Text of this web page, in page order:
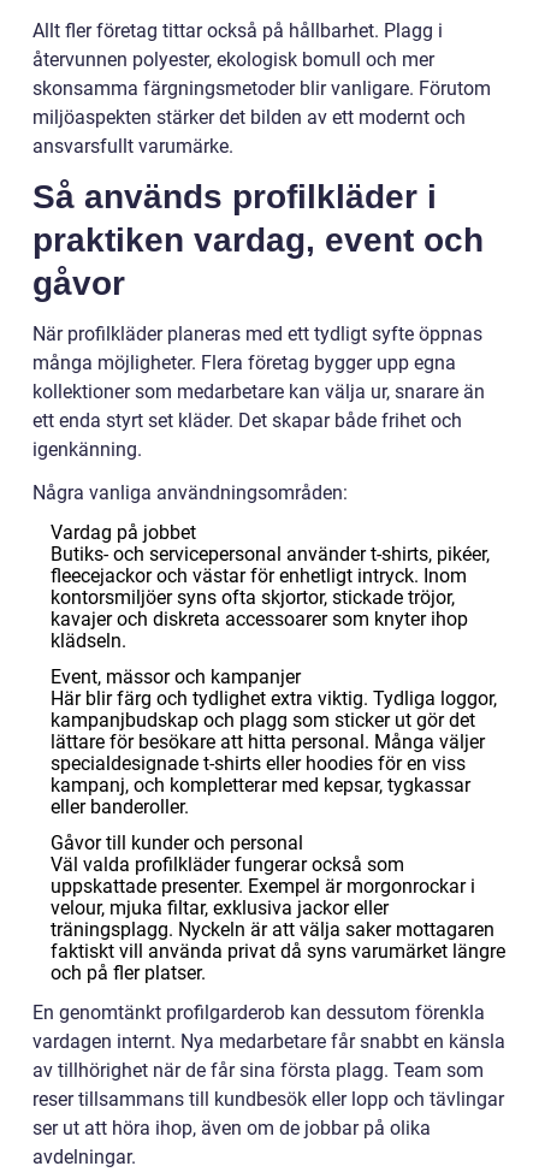
Allt fler företag tittar också på hållbarhet. Plagg i
återvunnen polyester, ekologisk bomull och mer
skonsamma färgningsmetoder blir vanligare. Förutom
miljöaspekten stärker det bilden av ett modernt och
ansvarsfullt varumärke.
Så används profilkläder i
praktiken vardag, event och
gåvor
När profilkläder planeras med ett tydligt syfte öppnas
många möjligheter. Flera företag bygger upp egna
kollektioner som medarbetare kan välja ur, snarare än
ett enda styrt set kläder. Det skapar både frihet och
igenkänning.
Några vanliga användningsområden:
Vardag på jobbet
Butiks- och servicepersonal använder t-shirts, pikéer,
fleecejackor och västar för enhetligt intryck. Inom
kontorsmiljöer syns ofta skjortor, stickade tröjor,
kavajer och diskreta accessoarer som knyter ihop
klädseln.
Event, mässor och kampanjer
Här blir färg och tydlighet extra viktig. Tydliga loggor,
kampanjbudskap och plagg som sticker ut gör det
lättare för besökare att hitta personal. Många väljer
specialdesignade t-shirts eller hoodies för en viss
kampanj, och kompletterar med kepsar, tygkassar
eller banderoller.
Gåvor till kunder och personal
Väl valda profilkläder fungerar också som
uppskattade presenter. Exempel är morgonrockar i
velour, mjuka filtar, exklusiva jackor eller
träningsplagg. Nyckeln är att välja saker mottagaren
faktiskt vill använda privat då syns varumärket längre
och på fler platser.
En genomtänkt profilgarderob kan dessutom förenkla
vardagen internt. Nya medarbetare får snabbt en känsla
av tillhörighet när de får sina första plagg. Team som
reser tillsammans till kundbesök eller lopp och tävlingar
ser ut att höra ihop, även om de jobbar på olika
avdelningar.